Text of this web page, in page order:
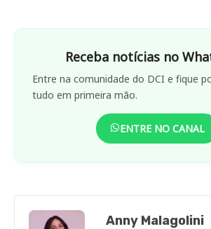
Receba notícias no
Entre na comunidade do DCI e fique
tudo em primeira mão.
ENTRE NO CANAL
Anny Malagolini